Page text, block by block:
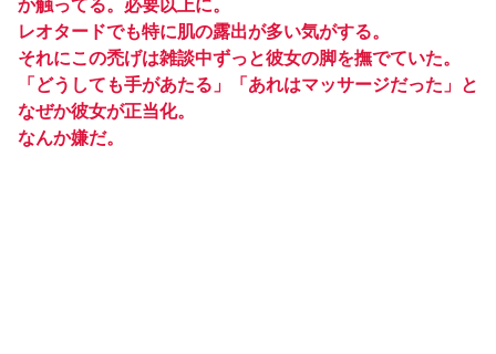
か触ってる。必要以上に。
レオタードでも特に肌の露出が多い気がする。
それにこの禿げは雑談中ずっと彼女の脚を撫でていた。
「どうしても手があたる」「あれはマッサージだった」と
なぜか彼女が正当化。
なんか嫌だ。